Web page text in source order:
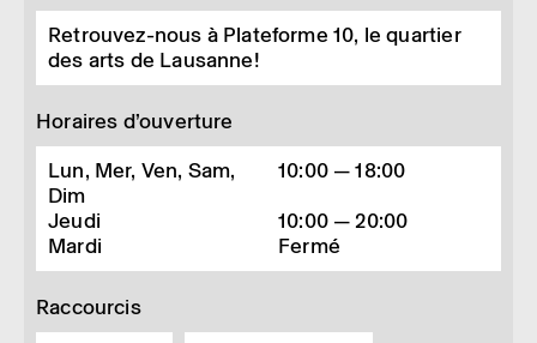
Retrouvez-nous à Plateforme 10, le quartier
des arts de Lausanne!
Horaires d’ouverture
Lun, Mer, Ven, Sam,
Dim
10:00 — 18:00
Jeudi
10:00 — 20:00
Mardi
Fermé
Raccourcis